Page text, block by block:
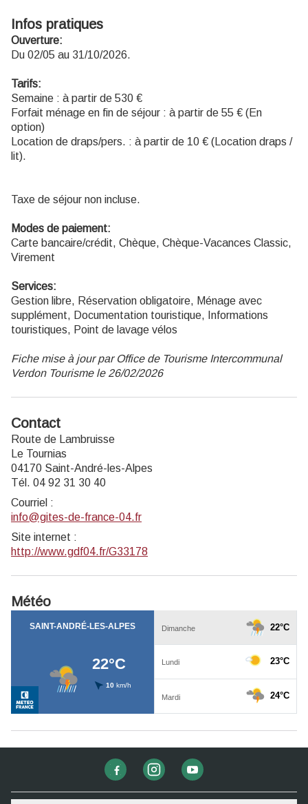
Infos pratiques
Ouverture:
Du 02/05 au 31/10/2026.
Tarifs:
Semaine : à partir de 530 €
Forfait ménage en fin de séjour : à partir de 55 € (En
option)
Location de draps/pers. : à partir de 10 € (Location draps /
lit).
Taxe de séjour non incluse.
Modes de paiement:
Carte bancaire/crédit, Chèque, Chèque-Vacances Classic,
Virement
Services:
Gestion libre, Réservation obligatoire, Ménage avec
supplément, Documentation touristique, Informations
touristiques, Point de lavage vélos
Fiche mise à jour par Office de Tourisme Intercommunal
Verdon Tourisme le 26/02/2026
Contact
Route de Lambruisse
Le Tournias
04170 Saint-André-les-Alpes
Tél. 04 92 31 30 40
Courriel :
info@gites-de-france-04.fr
Site internet :
http://www.gdf04.fr/G33178
Météo